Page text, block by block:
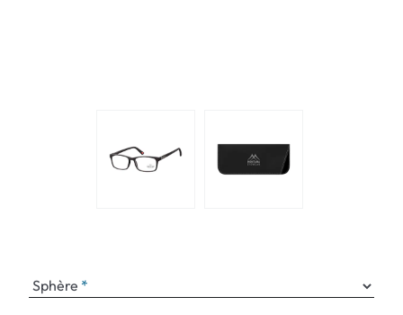
Sphère